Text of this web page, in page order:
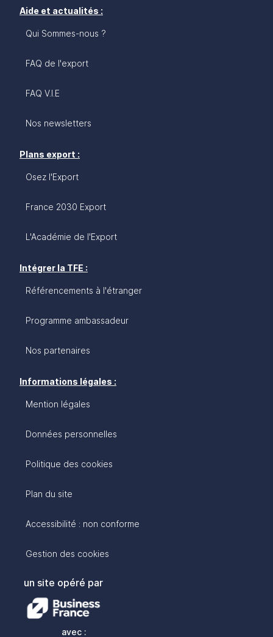
Aide et actualités :
Qui Sommes-nous ?
FAQ de l'export
FAQ V.I.E
Nos newsletters
Plans export :
Osez l'Export
France 2030 Export
L'Académie de l'Export
Intégrer la TFE :
Référencements à l'étranger
Programme ambassadeur
Nos partenaires
Informations légales :
Mention légales
Données personnelles
Politique des cookies
Plan du site
Accessibilité : non conforme
Gestion des cookies
un site opéré par
avec :